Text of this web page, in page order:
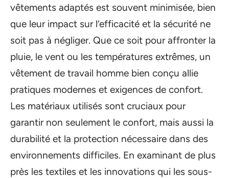
vêtements adaptés est souvent minimisée, bien
que leur impact sur l’efficacité et la sécurité ne
soit pas à négliger. Que ce soit pour affronter la
pluie, le vent ou les températures extrêmes, un
vêtement de travail homme bien conçu allie
pratiques modernes et exigences de confort.
Les matériaux utilisés sont cruciaux pour
garantir non seulement le confort, mais aussi la
durabilité et la protection nécessaire dans des
environnements difficiles. En examinant de plus
près les textiles et les innovations qui les sous-